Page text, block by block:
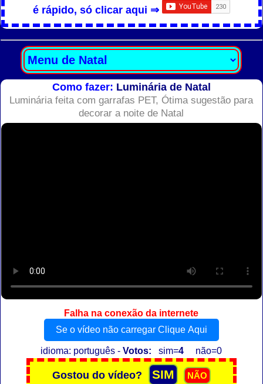
é rápido, só clicar aqui ⇒
Como fazer: Luminária de Natal
Luminária feita com garrafas PET, Ótima sugestão para
decorar a noite de Natal
Falha na conexão da internete
Se o vídeo não carregar Clique Aqui
idioma: português -Votos: sim=4 não=0